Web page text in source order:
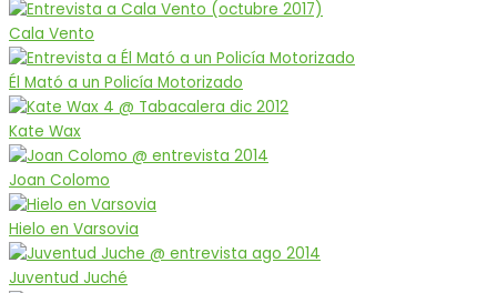
Cala Vento
Él Mató a un Policía Motorizado
Kate Wax
Joan Colomo
Hielo en Varsovia
Juventud Juché